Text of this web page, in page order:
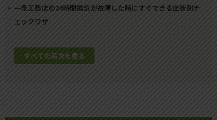
一条工務店の24時間換気が故障した時にすぐできる症状別チ
ェックワザ
すべての目次を見る